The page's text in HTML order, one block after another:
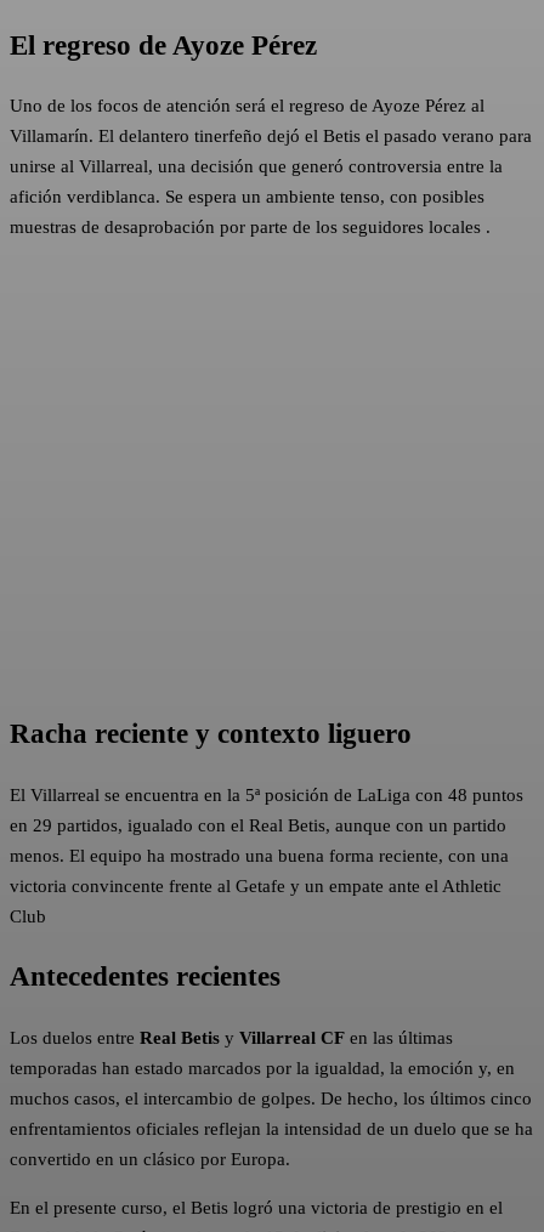
El regreso de Ayoze Pérez
Uno de los focos de atención será el regreso de Ayoze Pérez al
Villamarín. El delantero tinerfeño dejó el Betis el pasado verano para
unirse al Villarreal, una decisión que generó controversia entre la
afición verdiblanca. Se espera un ambiente tenso, con posibles
muestras de desaprobación por parte de los seguidores locales .​
Racha reciente y contexto liguero
El Villarreal se encuentra en la 5ª posición de LaLiga con 48 puntos
en 29 partidos, igualado con el Real Betis, aunque con un partido
menos. El equipo ha mostrado una buena forma reciente, con una
victoria convincente frente al Getafe y un empate ante el Athletic
Club
Antecedentes recientes
Los duelos entre Real Betis y Villarreal CF en las últimas
temporadas han estado marcados por la igualdad, la emoción y, en
muchos casos, el intercambio de golpes. De hecho, los últimos cinco
enfrentamientos oficiales reflejan la intensidad de un duelo que se ha
convertido en un clásico por Europa.
En el presente curso, el Betis logró una victoria de prestigio en el